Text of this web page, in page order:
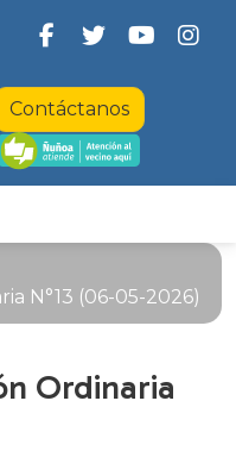
Contáctanos
N°13 (06-05-2026)
Ordinaria